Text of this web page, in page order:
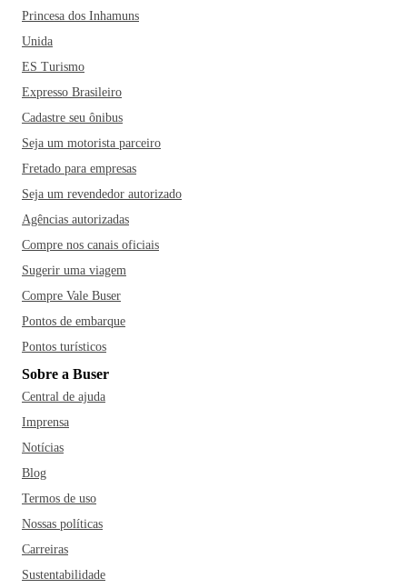
Princesa dos Inhamuns
Unida
ES Turismo
Expresso Brasileiro
Cadastre seu ônibus
Seja um motorista parceiro
Fretado para empresas
Seja um revendedor autorizado
Agências autorizadas
Compre nos canais oficiais
Sugerir uma viagem
Compre Vale Buser
Pontos de embarque
Pontos turísticos
Sobre a Buser
Central de ajuda
Imprensa
Notícias
Blog
Termos de uso
Nossas políticas
Carreiras
Sustentabilidade